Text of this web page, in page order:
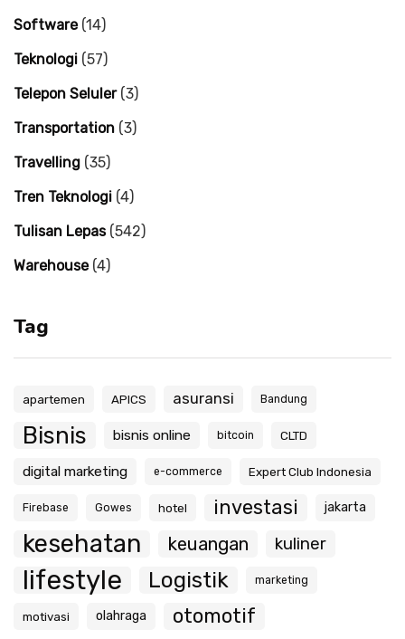
Software(14)
Teknologi (57)
Telepon Seluler(3)
Transportation (3)
Travelling (35)
Tren Teknologi (4)
Tulisan Lepas(542)
Warehouse(4)
Tag
apartemen APICS asuransi Bandung
Bisnis bisnis online bitcoin CLTD
digital marketing e-commerce Expert Club Indonesia
Firebase Gowes hotel investasi jakarta
kesehatan keuangan kuliner
lifestyle Logistik marketing
motivasi olahraga otomotif